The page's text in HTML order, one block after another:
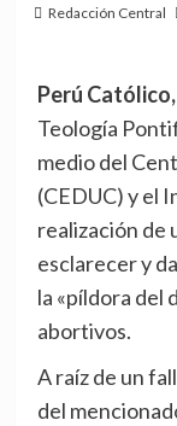
Redacción Central
Perú
Teología
medio del
(CEDUC) y el
realización de
esclarecer y
la «píldora del
abortivos.
A raíz de un
del